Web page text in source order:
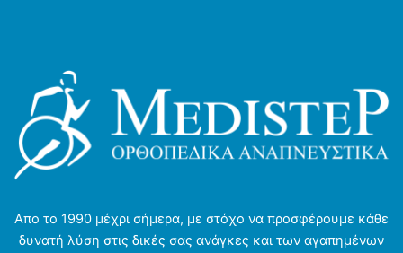
Απο το 1990 μέχρι σήμερα, με στόχο να προσφέρουμε κάθε
δυνατή λύση στις δικές σας ανάγκες και των αγαπημένων